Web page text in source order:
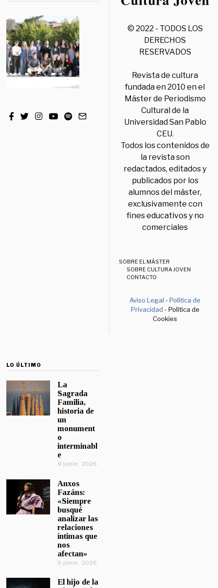
© 2022 - TODOS LOS
DERECHOS
RESERVADOS
Revista de cultura
fundada en 2010 en el
Máster de Periodismo
Cultural de la
Universidad San Pablo
CEU.
Todos los contenidos de
la revista son
redactados, editados y
publicados por los
alumnos del máster,
exclusivamente con
fines educativos y no
comerciales
SOBRE EL MÁSTER
SOBRE CULTURA JOVEN
CONTACTO
Aviso Legal -Política de
Privacidad - Política de
Cookies
LO ÚLTIMO
La
Sagrada
Familia,
historia de
un
monument
o
interminabl
e
8 junio, 2026
Anxos
Fazáns:
«Siempre
busqué
analizar las
relaciones
íntimas que
nos
afectan»
5 junio, 2026
El hijo de la